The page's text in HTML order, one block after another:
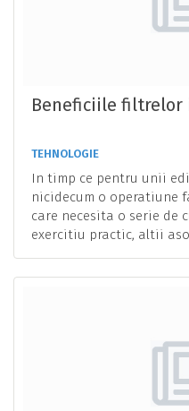
Beneficiile
TEHNOLOGIE
In timp ce pentru unii
nicidecum o operatiune
care necesita o serie de
exercitiu practic, altii